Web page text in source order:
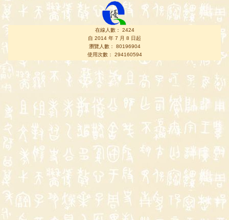
在線人數： 2424
自 2014 年 7 月 8 日起
瀏覽人數： 80196904
使用次數： 294160594